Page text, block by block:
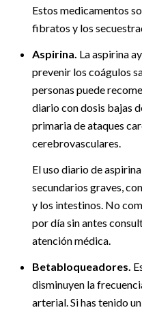
Estos medicamentos
fibratos y los
Aspirina. La aspirina
prevenir los coágulos
personas puede
diario con dosis bajas
primaria de ataques
cerebrovasculares.
El uso diario de
secundarios graves,
y los intestinos. No
por día sin antes
atención médica.
Betabloqueadores.
disminuyen la
arterial. Si has tenido